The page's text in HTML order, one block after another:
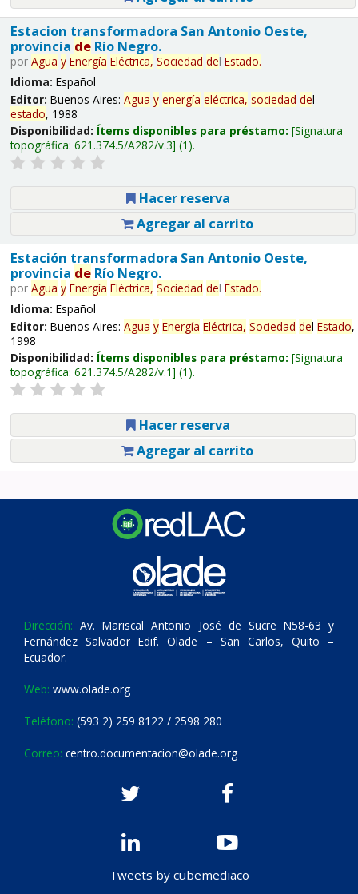
Estacion transformadora San Antonio Oeste,
provincia deRío Negro.
por Agua y Energía Eléctrica, Sociedad del Estado.
Idioma: Español
Editor: Buenos Aires: Agua y energía eléctrica, sociedad del
estado, 1988
Disponibilidad: Ítems disponibles para préstamo: Signatura
topográfica: 621.374.5/A282/v.3 (1).
Hacer reserva
Agregar al carrito
Estación transformadora San Antonio Oeste,
provincia deRío Negro.
por Agua y Energía Eléctrica, Sociedad del Estado.
Idioma: Español
Editor: Buenos Aires: Agua y Energía Eléctrica, Sociedad del Estado,
1998
Disponibilidad: Ítems disponibles para préstamo: Signatura
topográfica: 621.374.5/A282/v.1 (1).
Hacer reserva
Agregar al carrito
Dirección: Av. Mariscal Antonio José de Sucre N58-63 y
Fernández Salvador Edif. Olade – San Carlos, Quito –
Ecuador.
Web: www.olade.org
Teléfono: (593 2) 259 8122 / 2598 280
Correo: centro.documentacion@olade.org
Tweets by cubemediaco